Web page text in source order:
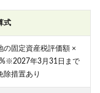
式
の固定資産税評価額 ×
年3月31日まで
除措置あり